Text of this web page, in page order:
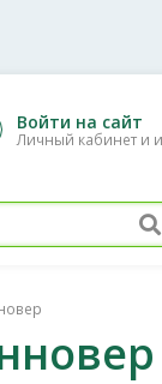
Войти на сайт
Личный кабинет и